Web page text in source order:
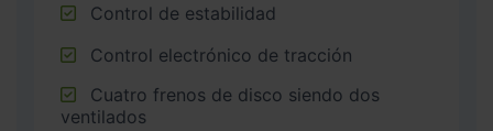
Control de estabilidad
Control electrónico de tracción
ventilados